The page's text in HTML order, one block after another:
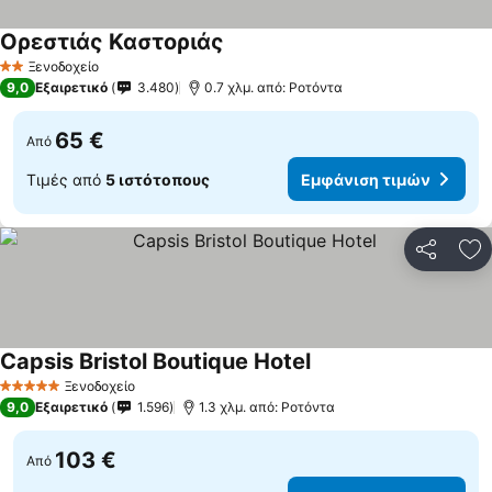
2 ΑστέριαΞενοδοχείο
Ορεστιάς Καστοριάς
9,0 Εξαιρετικό 3.480 0.7 χλμ. από: Ροτόντα
Από 65 €
Τιμές από 5 ιστότοπους Εμφάνιση τιμών
5 Αστέρια Ξενοδοχείο
Capsis Bristol Boutique HotelΕμφάνιση τιμών
9,0 Εξαιρετικό 1.596 1.3 χλμ. από: Ροτόντα
Από 103 €